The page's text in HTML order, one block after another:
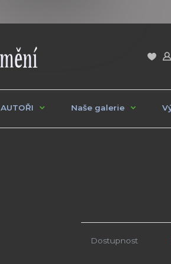
AUTOŘI Naše galerie
Dostupnost